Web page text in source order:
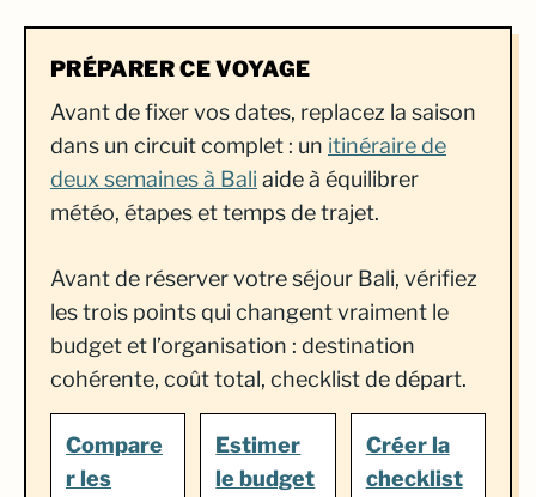
PRÉPARER CE VOYAGE
Avant de fixer vos dates, replacez la saison
dans un circuit complet : un itinéraire de
deux semaines à Bali aide à équilibrer
météo, étapes et temps de trajet.
Avant de réserver votre séjour Bali, vérifiez
les trois points qui changent vraiment le
budget et l’organisation : destination
cohérente, coût total, checklist de départ.
Compare
r les
Estimer
le budget
Créer la
checklist